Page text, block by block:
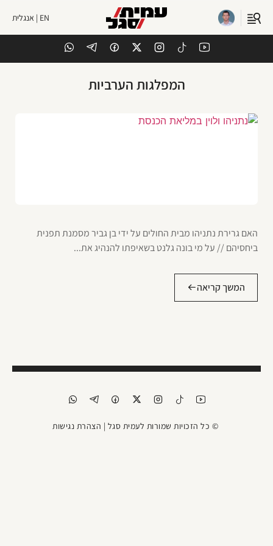
EN | אנגלית
המפלגות הערביות
האם גרירת נתניהו מבית החולים על ידי בן גביר מסמנת תפנית
ביחסיהם // על מי בונה גלנט בשאיפתו להנהיג את...
המשך קריאה
© כל הזכויות שמורות לעמית סגל | הצהרת נגישות